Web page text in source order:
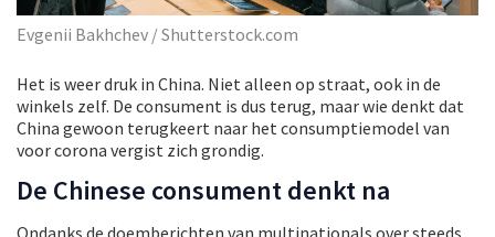
Evgenii Bakhchev / Shutterstock.com
Het is weer druk in China. Niet alleen op straat, ook in de
winkels zelf. De consument is dus terug, maar wie denkt dat
China gewoon terugkeert naar het consumptiemodel van
voor corona vergist zich grondig.
De Chinese consument denkt na
Ondanks de doemberichten van multinationals over steeds